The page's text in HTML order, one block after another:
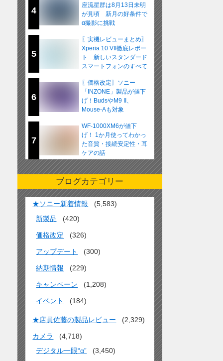
4
座流星群は8月13日未明
が見頃 新月の好条件で
α撮影に挑戦
5
〖実機レビューまとめ〗
Xperia 10 VII徹底レポー
ト 新しいスタンダード
スマートフォンのすべて
6
〖価格改定〗ソニー
「INZONE」製品が値下
げ！BudsやM9 II、
Mouse-Aも対象
7
WF-1000XM6が値下
げ！ 1か月使ってわかっ
た音質・接続安定性・耳
ケアの話
ブログカテゴリー
★ソニー新着情報
(5,583)
新製品
(420)
価格改定 (326)
アップデート (300)
納期情報 (229)
キャンペーン (1,208)
イベント (184)
★店員佐藤の製品レビュー (2,329)
カメラ
(4,718)
デジタル一眼“α”
(3,450)